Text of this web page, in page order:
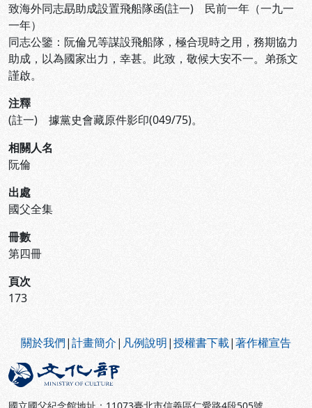
致海外同志勗助成設置飛船隊函(註一) 民前一年（一九一
一年）
同志公鑒：阮倫兄等謀設飛船隊，極合現時之用，務期協力
助成，以為國家出力，幸甚。此致，敬候大安不一。弟孫文
謹啟。
注釋
(註一) 據黨史會藏原件影印(049/75)。
相關人名
阮倫
出處
國父全集
冊數
第四冊
頁次
173
關於我們|計畫簡介| 凡例說明|授權書下載|著作權宣告